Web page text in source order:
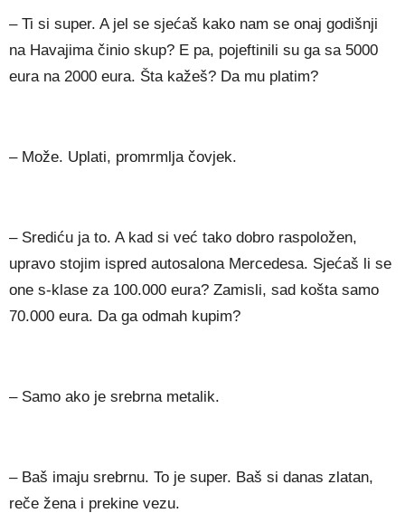
– Ti si super. A jel se sjećaš kako nam se onaj godišnji
na Havajima činio skup? E pa, pojeftinili su ga sa 5000
eura na 2000 eura. Šta kažeš? Da mu platim?
– Može. Uplati, promrmlja čovjek.
– Srediću ja to. A kad si već tako dobro raspoložen,
upravo stojim ispred autosalona Mercedesa. Sjećaš li se
one s-klase za 100.000 eura? Zamisli, sad košta samo
70.000 eura. Da ga odmah kupim?
– Samo ako je srebrna metalik.
– Baš imaju srebrnu. To je super. Baš si danas zlatan,
reče žena i prekine vezu.